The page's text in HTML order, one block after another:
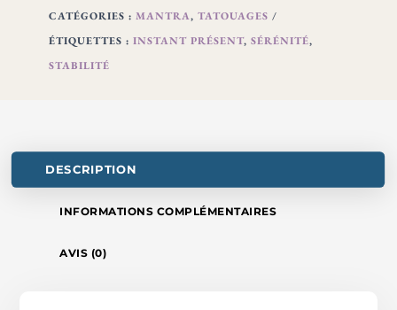
CATÉGORIES : MANTRA, TATOUAGES
ÉTIQUETTES : INSTANT PRÉSENT, SÉRÉNITÉ,
STABILITÉ
DESCRIPTION
INFORMATIONS COMPLÉMENTAIRES
AVIS (0)